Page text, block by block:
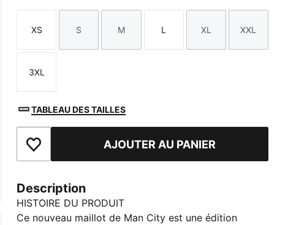
Taille
XS
Taille
S
Taille
M
Taille
L
Taille
XL
Taille
XXL
Taille
3XL
TABLEAU DES TAILLES
Ajouter aux favorisAJOUTER AU PANIER
Description
HISTOIRE DU PRODUIT
Ce nouveau maillot de Man City est une édition